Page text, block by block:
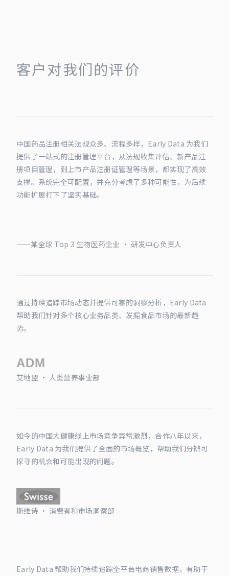
客户对我们的评价
中国药品注册相关法规众多、流程多样，Early Data 为我们
提供了一站式的注册管理平台，从法规收集评估、新产品注
册项目管理，到上市产品注册证管理等场景，都实现了高效
支撑。系统完全可配置，并充分考虑了多种可能性，为后续
功能扩展打下了坚实基础。
——某全球 Top 3 生物医药企业 · 研发中心负责人
通过持续追踪市场动态并提供可靠的洞察分析，Early Data
帮助我们针对多个核心业务品类、发掘食品市场的最新趋
势。
艾地盟 · 人类营养事业部
如今的中国大健康线上市场竞争异常激烈，合作八年以来，
Early Data 为我们提供了全面的市场概览，帮助我们分辨可
探寻的机会和可能出现的问题。
斯维诗 · 消费者和市场洞察部
Early Data 帮助我们持续追踪全平台电商销售数据，有助于